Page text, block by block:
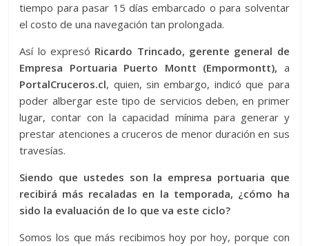
tiempo para pasar 15 días embarcado o para solventar
el costo de una navegación tan prolongada.
Así lo expresó Ricardo Trincado, gerente general de
Empresa Portuaria Puerto Montt (Empormontt), a
PortalCruceros.cl, quien, sin embargo, indicó que para
poder albergar este tipo de servicios deben, en primer
lugar, contar con la capacidad mínima para generar y
prestar atenciones a cruceros de menor duración en sus
travesías.
Siendo que ustedes son la empresa portuaria que
recibirá más recaladas en la temporada, ¿cómo ha
sido la evaluación de lo que va este ciclo?
Somos los que más recibimos hoy por hoy, porque con